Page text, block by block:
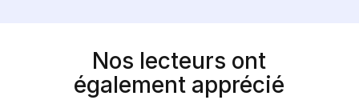
Nos lecteurs ont
également apprécié